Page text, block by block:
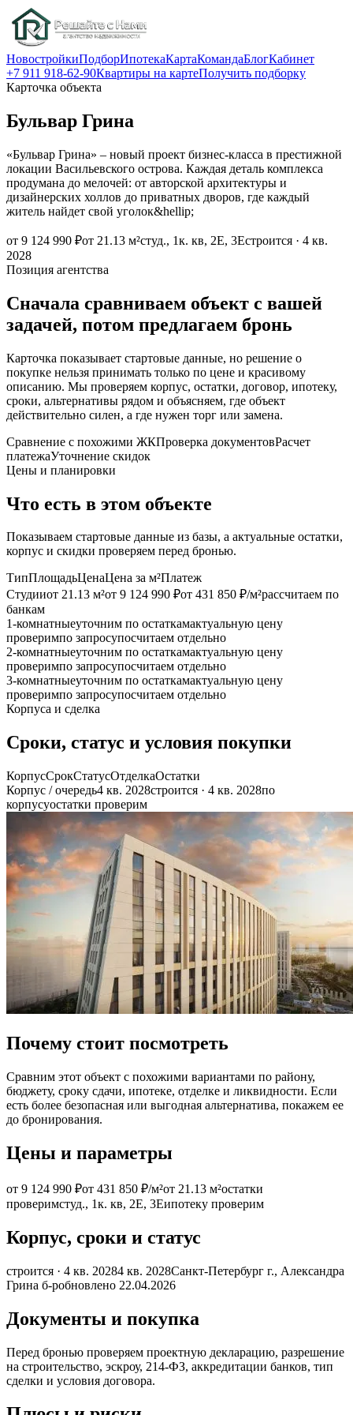
НовостройкиПодборИпотекаКартаКомандаБлогКабинет
+7 911 918-62-90Квартиры на картеПолучить подборку
Карточка объекта
Бульвар Грина
«Бульвар Грина» – новый проект бизнес-класса в престижной
локации Васильевского острова. Каждая деталь комплекса
продумана до мелочей: от авторской архитектуры и
дизайнерских холлов до приватных дворов, где каждый
житель найдет свой уголок&hellip;
от 9 124 990 ₽от 21.13 м²студ., 1к. кв, 2Е, 3Естроится · 4 кв.
2028
Позиция агентства
Сначала сравниваем объект с вашей
задачей, потом предлагаем бронь
Карточка показывает стартовые данные, но решение о
покупке нельзя принимать только по цене и красивому
описанию. Мы проверяем корпус, остатки, договор, ипотеку,
сроки, альтернативы рядом и объясняем, где объект
действительно силен, а где нужен торг или замена.
Сравнение с похожими ЖКПроверка документовРасчет
платежаУточнение скидок
Цены и планировки
Что есть в этом объекте
Показываем стартовые данные из базы, а актуальные остатки,
корпус и скидки проверяем перед бронью.
ТипПлощадьЦенаЦена за м²Платеж
Студииот 21.13 м²от 9 124 990 ₽от 431 850 ₽/м²рассчитаем по
банкам
1-комнатныеуточним по остаткамактуальную цену
проверимпо запросупосчитаем отдельно
2-комнатныеуточним по остаткамактуальную цену
проверимпо запросупосчитаем отдельно
3-комнатныеуточним по остаткамактуальную цену
проверимпо запросупосчитаем отдельно
Корпуса и сделка
Сроки, статус и условия покупки
КорпусСрокСтатусОтделкаОстатки
Корпус / очередь4 кв. 2028строится · 4 кв. 2028по
корпусуостатки проверим
Почему стоит посмотреть
Сравним этот объект с похожими вариантами по району,
бюджету, сроку сдачи, ипотеке, отделке и ликвидности. Если
есть более безопасная или выгодная альтернатива, покажем ее
до бронирования.
Цены и параметры
от 9 124 990 ₽от 431 850 ₽/м²от 21.13 м²остатки
проверимстуд., 1к. кв, 2Е, 3Еипотеку проверим
Корпус, сроки и статус
строится · 4 кв. 20284 кв. 2028Санкт-Петербург г., Александра
Грина б-робновлено 22.04.2026
Документы и покупка
Перед бронью проверяем проектную декларацию, разрешение
на строительство, эскроу, 214-ФЗ, аккредитации банков, тип
сделки и условия договора.